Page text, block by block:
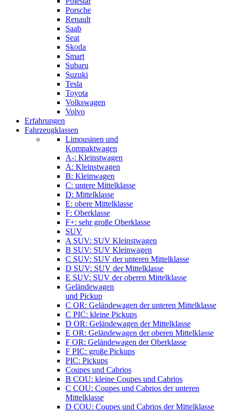
Porsche
Renault
Saab
Seat
Skoda
Smart
Subaru
Suzuki
Tesla
Toyota
Volkswagen
Volvo
Erfahrungen
Fahrzeugklassen
Limousinen und
Kompaktwagen
A-: Kleinstwagen
A: Kleinstwagen
B: Kleinwagen
C: untere Mittelklasse
D: Mittelklasse
E: obere Mittelklasse
F: Oberklasse
F+: sehr große Oberklasse
SUV
A SUV: SUV Kleinstwagen
B SUV: SUV Kleinwagen
C SUV: SUV der unteren Mittelklasse
D SUV: SUV der Mittelklasse
E SUV: SUV der oberen Mittelklasse
Geländewagen
und Pickup
C OR: Geländewagen der unteren Mittelklasse
C PIC: kleine Pickups
D OR: Geländewagen der Mittelklasse
E OR: Geländewagen der oberen Mittelklasse
F OR: Geländewagen der Oberklasse
F PIC: große Pickups
PIC: Pickups
Coupes und Cabrios
B COU: kleine Coupes und Cabrios
C COU: Coupes und Cabrios der unteren
Mittelklasse
D COU: Coupes und Cabrios der Mittelklasse